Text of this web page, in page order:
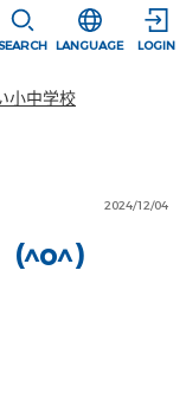
選択すると言
LANGUAGE LOGIN
小中学校
2024/12/04
(^o^)